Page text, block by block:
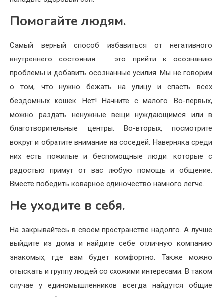
Помогайте людям.
Самый верный способ избавиться от негативного
внутреннего состояния — это прийти к осознанию
проблемы и добавить осознанные усилия. Мы не говорим
о том, что нужно бежать на улицу и спасть всех
бездомных кошек. Нет! Начните с малого. Во-первых,
можно раздать ненужные вещи нуждающимся или в
благотворительные центры. Во-вторых, посмотрите
вокруг и обратите внимание на соседей. Наверняка среди
них есть пожилые и беспомощные люди, которые с
радостью примут от вас любую помощь и общение.
Вместе победить коварное одиночество намного легче.
Не уходите в себя.
На закрывайтесь в своём пространстве надолго. А лучше
выйдите из дома и найдите себе отличную компанию
знакомых, где вам будет комфортно. Также можно
отыскать и группу людей со схожими интересами. В таком
случае у единомышленников всегда найдутся общие